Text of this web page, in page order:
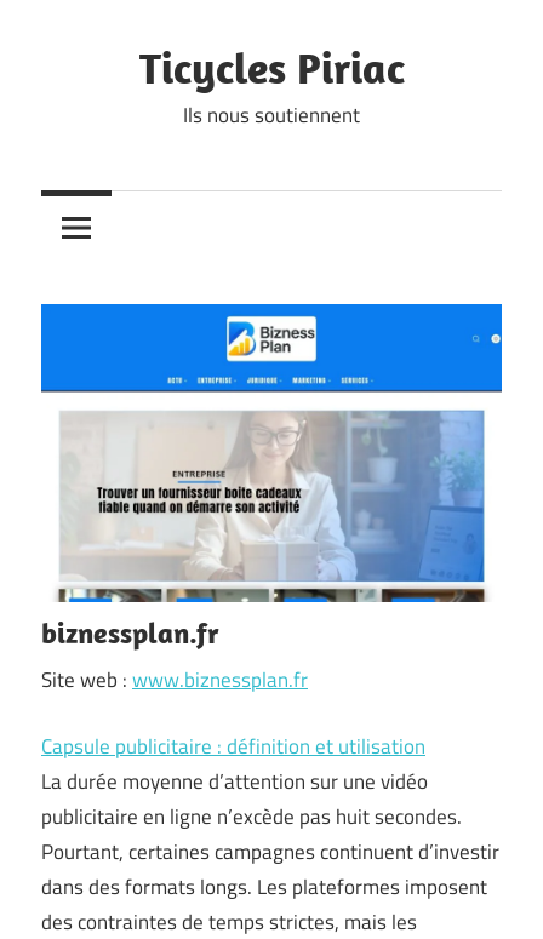
Ticycles Piriac
Ils nous soutiennent
biznessplan.fr
Site web :www.biznessplan.fr
Capsule publicitaire : définition et utilisation
La durée moyenne d’attention sur une vidéo
publicitaire en ligne n’excède pas huit secondes.
Pourtant, certaines campagnes continuent d’investir
dans des formats longs. Les plateformes imposent
des contraintes de temps strictes, mais les